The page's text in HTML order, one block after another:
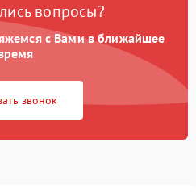
2000 ₽ Подробнее →
1500 ₽
1500 ₽ Подробнее →
вопросы?
с Вами в ближайшее
звонок